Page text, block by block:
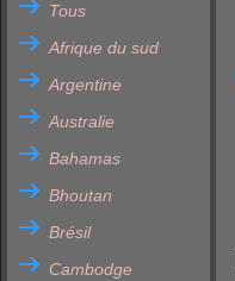
Tous
Afrique du sud
Argentine
Australie
Bahamas
Bhoutan
Brésil
Cambodge